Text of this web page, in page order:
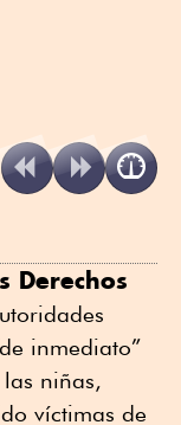
Derechos
inmediato”
niñas,
víctimas de